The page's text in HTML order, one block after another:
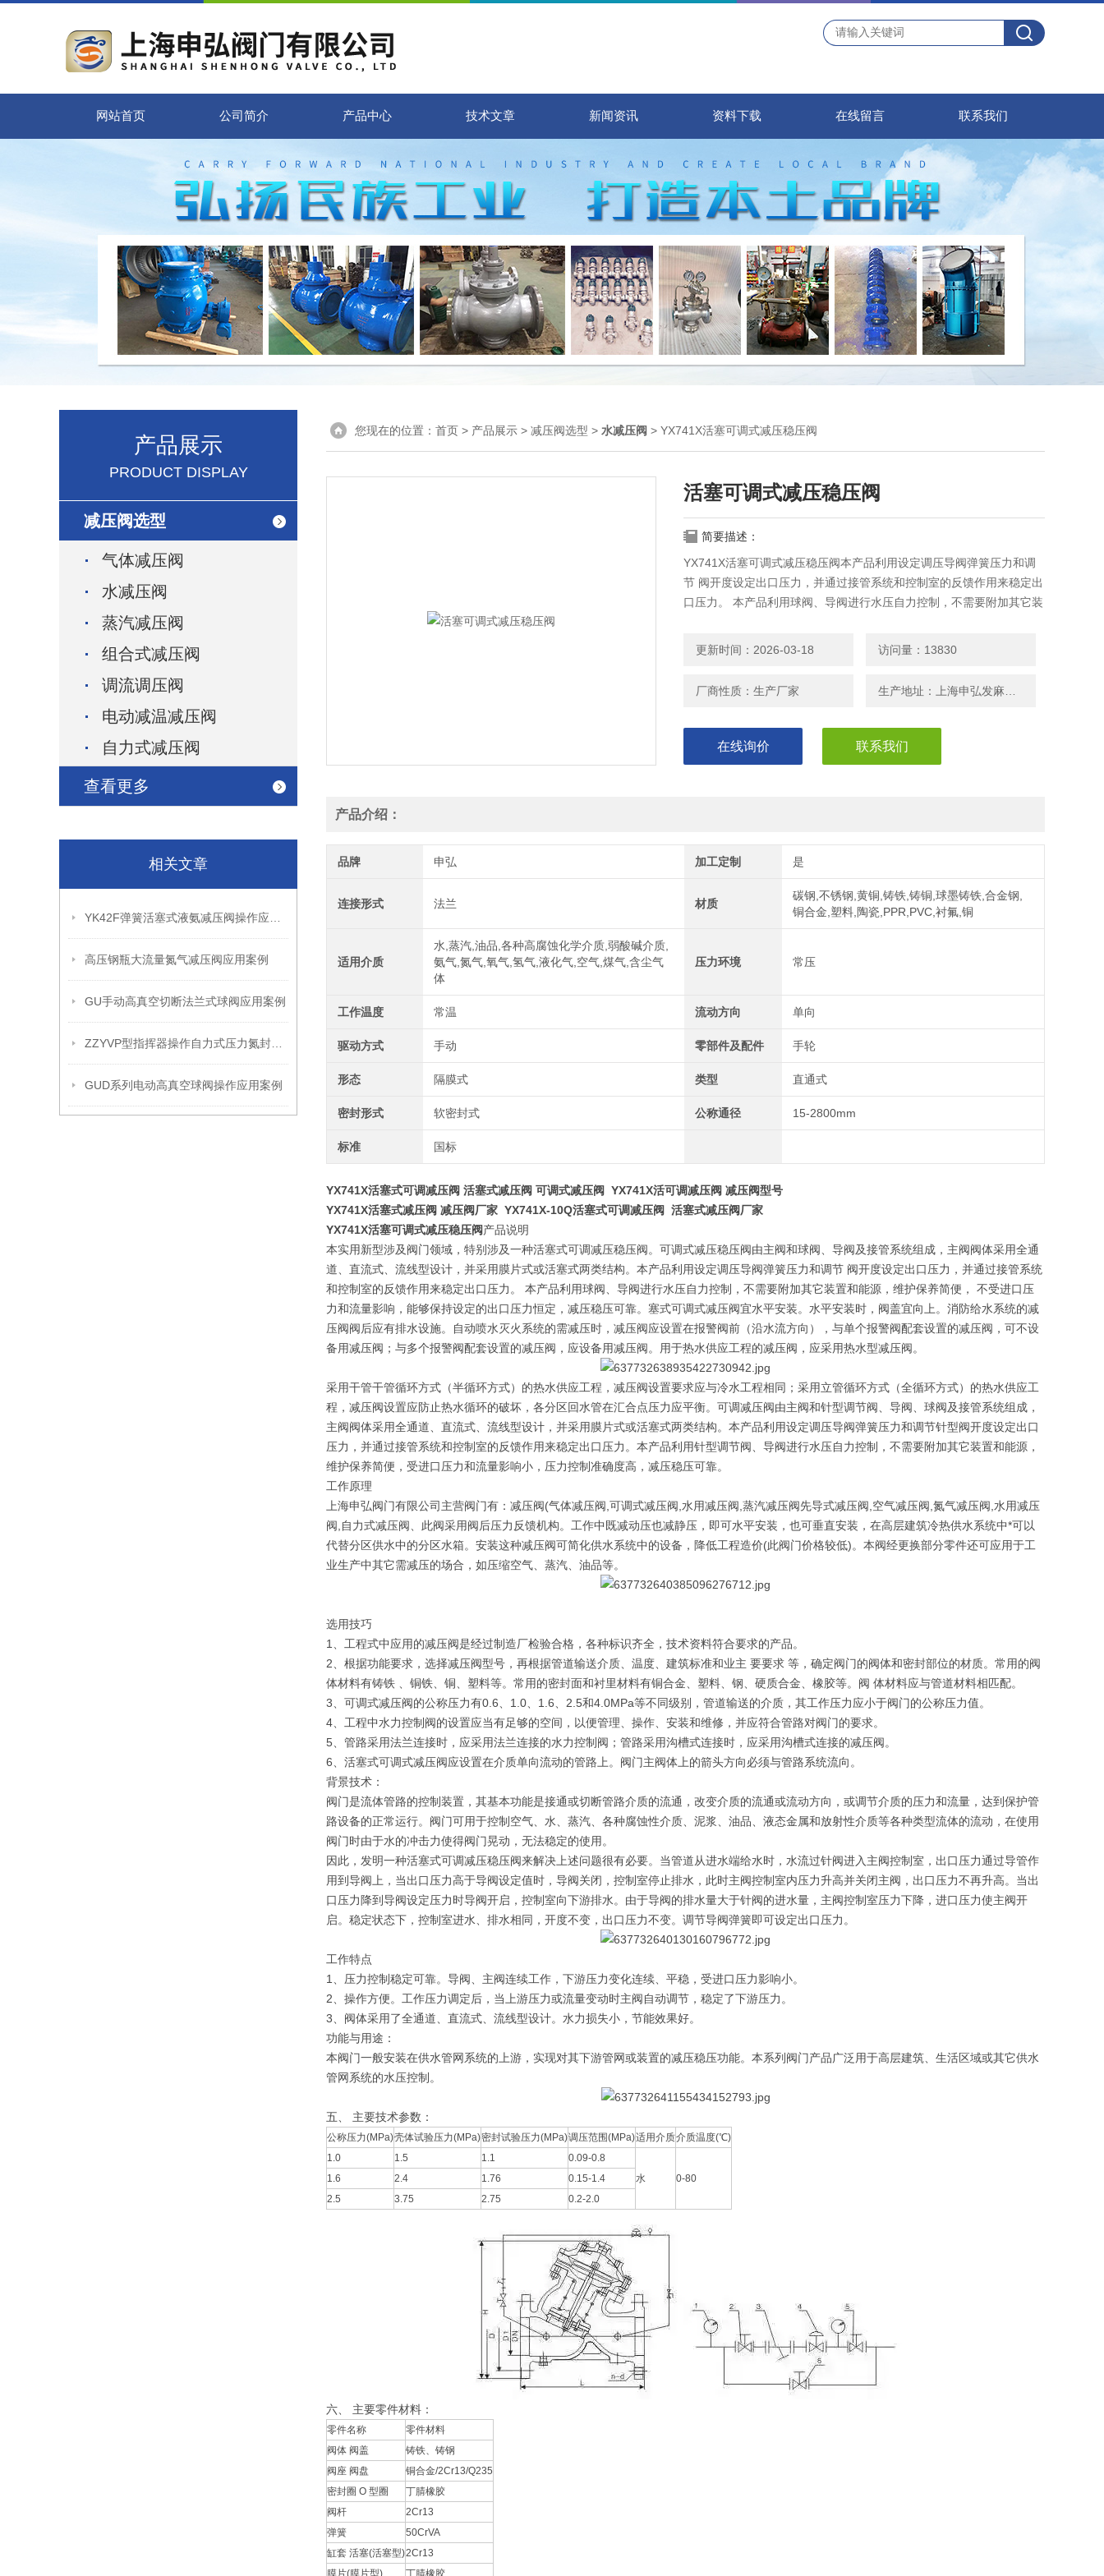
网站首页 公司简介 产品中心 技术文章 新闻资讯 资料下载 在线留言 联系我们
产品展示
PRODUCT DISPLAY
减压阀选型
气体减压阀
水减压阀
蒸汽减压阀
组合式减压阀
调流调压阀
电动减温减压阀
自力式减压阀
查看更多
相关文章
高压钢瓶大流量氮气减压阀应用案例
GU手动高真空切断法兰式球阀应用案例
GUD系列电动高真空球阀操作应用案例
您现在的位置： 首页 > 产品展示 > 减压阀选型 > 水减压阀 > YX741X活塞可调式减压稳压阀
活塞可调式减压稳压阀
简要描述：
YX741X活塞可调式减压稳压阀本产品利用设定调压导阀弹簧压力和调
节 阀开度设定出口压力，并通过接管系统和控制室的反馈作用来稳定出
口压力。 本产品利用球阀、导阀进行水压自力控制，不需要附加其它装
更新时间：2026-03-18 访问量：13830
厂商性质：生产厂家
在线询价 联系我们
产品介绍：
品牌 申弘 加工定制 是
连接形式 法兰 材质
碳钢,不锈钢,黄铜,铸铁,铸铜,球墨铸铁,合金钢,
铜合金,塑料,陶瓷,PPR,PVC,衬氟,铜
适用介质
水,蒸汽,油品,各种高腐蚀化学介质,弱酸碱介质,
氨气,氮气,氧气,氢气,液化气,空气,煤气,含尘气
体
压力环境 常压
工作温度 常温 流动方向 单向
驱动方式 手动 零部件及配件 手轮
形态 隔膜式 类型 直通式
密封形式 软密封式 公称通径 15-2800mm
标准 国标
YX741X活塞式可调减压阀 活塞式减压阀 可调式减压阀 YX741X活可调减压阀 减压阀型号
YX741X活塞式减压阀 减压阀厂家 YX741X-10Q活塞式可调减压阀 活塞式减压阀厂家
YX741X活塞可调式减压稳压阀产品说明
本实用新型涉及阀门领域，特别涉及一种活塞式可调减压稳压阀。可调式减压稳压阀由主阀和球阀、导阀及接管系统组成，主阀阀体采用全通
道、直流式、流线型设计，并采用膜片式或活塞式两类结构。本产品利用设定调压导阀弹簧压力和调节 阀开度设定出口压力，并通过接管系统
和控制室的反馈作用来稳定出口压力。 本产品利用球阀、导阀进行水压自力控制，不需要附加其它装置和能源，维护保养简便， 不受进口压
力和流量影响，能够保持设定的出口压力恒定，减压稳压可靠。塞式可调式减压阀宜水平安装。水平安装时，阀盖宜向上。消防给水系统的减
压阀阀后应有排水设施。自动喷水灭火系统的需减压时，减压阀应设置在报警阀前（沿水流方向），与单个报警阀配套设置的减压阀，可不设
备用减压阀；与多个报警阀配套设置的减压阀，应设备用减压阀。用于热水供应工程的减压阀，应采用热水型减压阀。
采用干管干管循环方式（半循环方式）的热水供应工程，减压阀设置要求应与冷水工程相同；采用立管循环方式（全循环方式）的热水供应工
程，减压阀设置应防止热水循环的破坏，各分区回水管在汇合点压力应平衡。可调减压阀由主阀和针型调节阀、导阀、球阀及接管系统组成，
主阀阀体采用全通道、直流式、流线型设计，并采用膜片式或活塞式两类结构。本产品利用设定调压导阀弹簧压力和调节针型阀开度设定出口
压力，并通过接管系统和控制室的反馈作用来稳定出口压力。 本产品利用针型调节阀、导阀进行水压自力控制，不需要附加其它装置和能源，
维护保养简便，受进口压力和流量影响小，压力控制准确度高，减压稳压可靠。
工作原理
上海申弘阀门有限公司主营阀门有：减压阀(气体减压阀,可调式减压阀,水用减压阀,蒸汽减压阀先导式减压阀,空气减压阀,氮气减压阀,水用减压
阀,自力式减压阀、此阀采用阀后压力反馈机构。工作中既减动压也减静压，即可水平安装，也可垂直安装，在高层建筑冷热供水系统中*可以
代替分区供水中的分区水箱。安装这种减压阀可简化供水系统中的设备，降低工程造价(此阀门价格较低)。本阀经更换部分零件还可应用于工
业生产中其它需减压的场合，如压缩空气、蒸汽、油品等。
选用技巧
1、工程式中应用的减压阀是经过制造厂检验合格，各种标识齐全，技术资料符合要求的产品。
2、根据功能要求，选择减压阀型号，再根据管道输送介质、温度、建筑标准和业主 要要求 等，确定阀门的阀体和密封部位的材质。常用的阀
体材料有铸铁 、铜铁、铜、塑料等。常用的密封面和衬里材料有铜合金、塑料、钢、硬质合金、橡胶等。阀 体材料应与管道材料相匹配。
3、可调式减压阀的公称压力有0.6、1.0、1.6、2.5和4.0MPa等不同级别，管道输送的介质，其工作压力应小于阀门的公称压力值。
4、工程中水力控制阀的设置应当有足够的空间，以便管理、操作、安装和维修，并应符合管路对阀门的要求。
5、管路采用法兰连接时，应采用法兰连接的水力控制阀；管路采用沟槽式连接时，应采用沟槽式连接的减压阀。
6、活塞式可调式减压阀应设置在介质单向流动的管路上。阀门主阀体上的箭头方向必须与管路系统流向。
背景技术：
阀门是流体管路的控制装置，其基本功能是接通或切断管路介质的流通，改变介质的流通或流动方向，或调节介质的压力和流量，达到保护管
路设备的正常运行。阀门可用于控制空气、水、蒸汽、各种腐蚀性介质、泥浆、油品、液态金属和放射性介质等各种类型流体的流动，在使用
阀门时由于水的冲击力使得阀门晃动，无法稳定的使用。
因此，发明一种活塞式可调减压稳压阀来解决上述问题很有必要。 当管道从进水端给水时，水流过针阀进入主阀控制室，出口压力通过导管作
用到导阀上，当出口压力高于导阀设定值时，导阀关闭，控制室停止排水，此时主阀控制室内压力升高并关闭主阀，出口压力不再升高。当出
口压力降到导阀设定压力时导阀开启，控制室向下游排水。由于导阀的排水量大于针阀的进水量，主阀控制室压力下降，进口压力使主阀开
启。稳定状态下，控制室进水、排水相同，开度不变，出口压力不变。调节导阀弹簧即可设定出口压力。
工作特点
1、压力控制稳定可靠。导阀、主阀连续工作，下游压力变化连续、平稳，受进口压力影响小。
2、操作方便。工作压力调定后，当上游压力或流量变动时主阀自动调节，稳定了下游压力。
3、阀体采用了全通道、直流式、流线型设计。水力损失小，节能效果好。
功能与用途：
本阀门一般安装在供水管网系统的上游，实现对其下游管网或装置的减压稳压功能。 本系列阀门产品广泛用于高层建筑、生活区域或其它供水
管网系统的水压控制。
五、 主要技术参数：
公称压力(MPa)壳体试验压力(MPa)密封试验压力(MPa)调压范围(MPa)适用介质介质温度(℃)
1.0
1.5 1.1
0.09-0.8
水
0-80
1.6 2.4 1.76
0.15-1.4
2.5
3.75 2.75 0.2-2.0
六、 主要零件材料：
零件名称
零件材料
阀体 阀盖
铸铁、铸钢
阀座 阀盘
铜合金/2Cr13/Q235
密封圈 O 型圈
丁腈橡胶
阀杆
2Cr13
弹簧
50CrVA
缸套 活塞(活塞型)2Cr13
膜片(膜片型)
丁腈橡胶